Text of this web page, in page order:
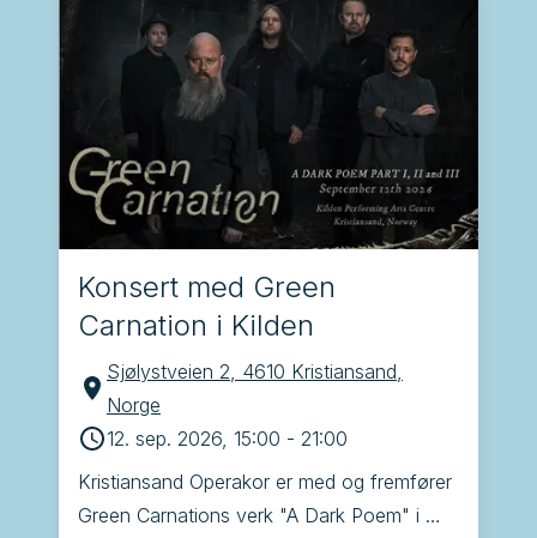
Konsert med Green
Carnation i Kilden
Sjølystveien 2, 4610 Kristiansand,
Norge
12. sep. 2026, 15:00 - 21:00
Kristiansand Operakor er med og fremfører
Green Carnations verk "A Dark Poem" i